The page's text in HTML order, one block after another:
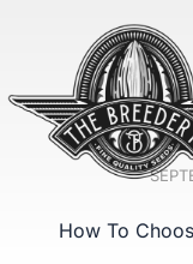
How To